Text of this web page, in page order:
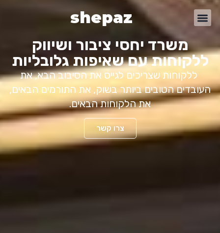
shepaz
משרד יחסי ציבור ושיווק
ללקוחות עם שאיפות גלובליות
ללקוחות שצריכים לגייס את הסיבוב הבא, את
העובדים הטובים ביותר בשוק, את התורמים הבאים,
את הלקוחות הבאים.
צרו קשר